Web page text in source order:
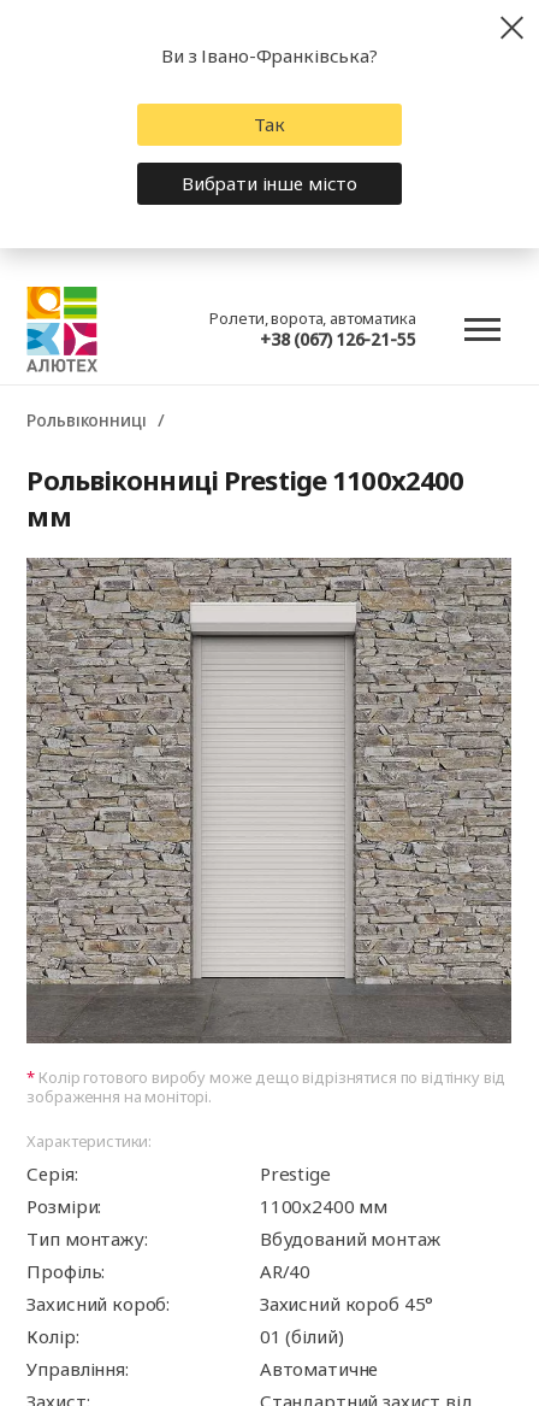
Ролети, ворота, автоматика
+38 (067) 126-21-55
Рольвіконниці
Рольвіконниці Prestige 1100x2400
мм
Колір готового виробу може дещо відрізнятися по відтінку від
зображення на моніторі.
Характеристики:
Серія:
Prestige
Розміри:
1100x2400 мм
Тип монтажу:
Вбудований монтаж
Профіль:
AR/40
Захисний короб:
Захисний короб 45°
Колір:
01 (білий)
Управління:
Автоматичне
Ви з Івано-Франківська?
Так
Вибрати інше місто